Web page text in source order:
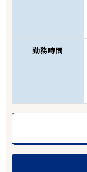
勤務時間